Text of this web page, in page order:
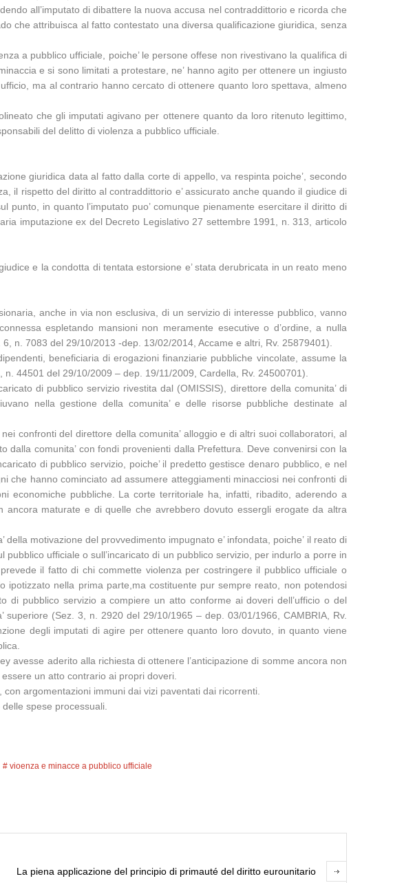
all’imputato di dibattere la nuova accusa nel contraddittorio e ricorda che
che attribuisca al fatto contestato una diversa qualificazione giuridica, senza
a pubblico ufficiale, poiche’ le persone offese non rivestivano la qualifica di
e si sono limitati a protestare, ne’ hanno agito per ottenere un ingiusto
ma al contrario hanno cercato di ottenere quanto loro spettava, almeno
che gli imputati agivano per ottenere quanto da loro ritenuto legittimo,
del delitto di violenza a pubblico ufficiale.
giuridica data al fatto dalla corte di appello, va respinta poiche’, secondo
il rispetto del diritto al contraddittorio e’ assicurato anche quando il giudice di
in quanto l’imputato puo’ comunque pienamente esercitare il diritto di
imputazione ex del Decreto Legislativo 27 settembre 1991, n. 313, articolo
e la condotta di tentata estorsione e’ stata derubricata in un reato meno
anche in via non esclusiva, di un servizio di interesse pubblico, vanno
espletando mansioni non meramente esecutive o d’ordine, a nulla
n. 7083 del 29/10/2013 -dep. 13/02/2014, Accame e altri, Rv. 25879401).
beneficiaria di erogazioni finanziarie pubbliche vincolate, assume la
44501 del 29/10/2009 – dep. 19/11/2009, Cardella, Rv. 24500701).
di pubblico servizio rivestita dal (OMISSIS), direttore della comunita’ di
nella gestione della comunita’ e delle risorse pubbliche destinate al
confronti del direttore della comunita’ alloggio e di altri suoi collaboratori, al
comunita’ con fondi provenienti dalla Prefettura. Deve convenirsi con la
di pubblico servizio, poiche’ il predetto gestisce denaro pubblico, e nel
che hanno cominciato ad assumere atteggiamenti minacciosi nei confronti di
economiche pubbliche. La corte territoriale ha, infatti, ribadito, aderendo a
ancora maturate e di quelle che avrebbero dovuto essergli erogate da altra
motivazione del provvedimento impugnato e’ infondata, poiche’ il reato di
ufficiale o sull’incaricato di un pubblico servizio, per indurlo a porre in
il fatto di chi commette violenza per costringere il pubblico ufficiale o
nella prima parte,ma costituente pur sempre reato, non potendosi
di pubblico servizio a compiere un atto conforme ai doveri dell’ufficio o del
superiore (Sez. 3, n. 2920 del 29/10/1965 – dep. 03/01/1966, CAMBRIA, Rv.
degli imputati di agire per ottenere quanto loro dovuto, in quanto viene
avesse aderito alla richiesta di ottenere l’anticipazione di somme ancora non
un atto contrario ai propri doveri.
argomentazioni immuni dai vizi paventati dai ricorrenti.
spese processuali.
vioenza e minacce a pubblico ufficiale
La piena applicazione del principio di primauté del diritto eurounitario